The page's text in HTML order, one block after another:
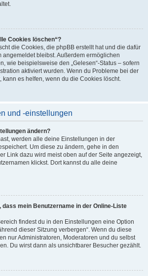
Cookies löschen“?
die Cookies, die phpBB erstellt hat und die dafür
angemeldet bleibst. Außerdem ermöglichen
wie beispielsweise den „Gelesen“-Status – sofern
aktiviert wurden. Wenn du Probleme bei der
kann es helfen, wenn du die Cookies löscht.
und -einstellungen
ändern?
werden alle deine Einstellungen in der
Um diese zu ändern, gehe in den
Link dazu wird meist oben auf der Seite angezeigt,
klickst. Dort kannst du alle deine
dass mein Benutzername in der Online-Liste
findest du in den Einstellungen eine Option
dieser Sitzung verbergen“. Wenn du diese
nur Administratoren, Moderatoren und du selbst
Du wirst dann als unsichtbarer Besucher gezählt.